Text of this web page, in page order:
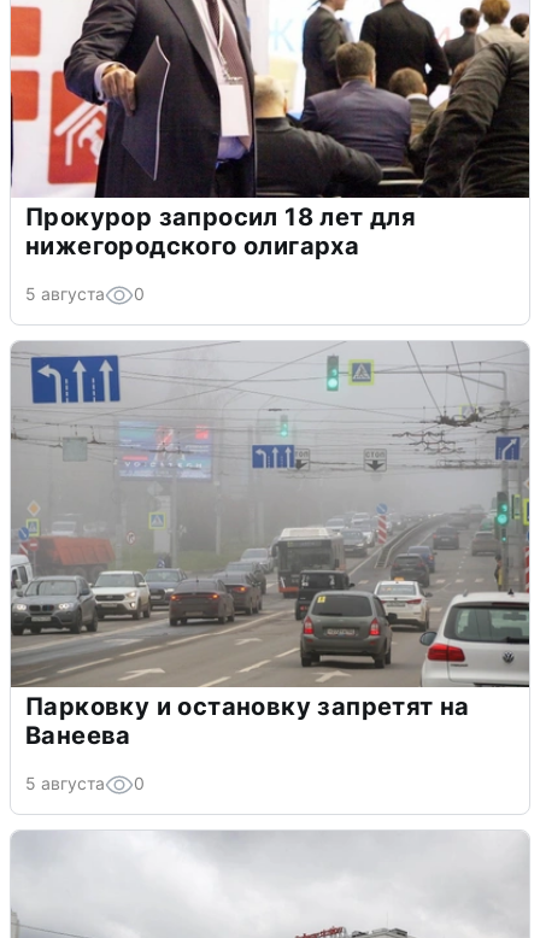
Прокурор запросил 18 лет для
нижегородского олигарха
5 августа 0
Парковку и остановку запретят на
Ванеева
5 августа 0